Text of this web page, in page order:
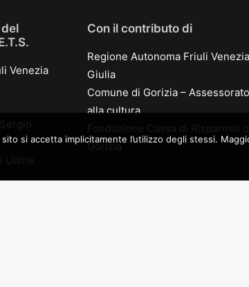
Venezia
Con il contributo di
Regione Autonoma Friuli Venezia
Giulia
Comune di Gorizia – Assessorato
alla cultura
Gorizia
si accetta implicitamente l’utilizzo degli stessi.